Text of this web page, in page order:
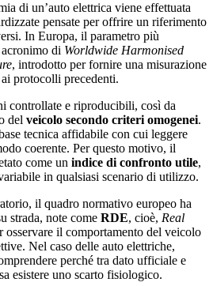
di un’auto elettrica viene effettuata
pensate per offrire un riferimento
In Europa, il parametro più
acronimo di Worldwide Harmonised
, introdotto per fornire una misurazione
protocolli precedenti.
controllate e riproducibili, così da
del veicolo secondo criteri omogenei.
tecnica affidabile con cui leggere
coerente. Per questo motivo, il
come un indice di confronto utile,
in qualsiasi scenario di utilizzo.
il quadro normativo europeo ha
strada, note come RDE, cioè, Real
osservare il comportamento del veicolo
Nel caso delle auto elettriche,
perché tra dato ufficiale e
esistere uno scarto fisiologico.